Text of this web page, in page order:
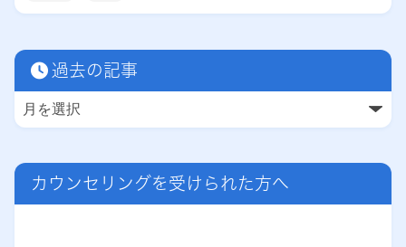
過去の記事
カウンセリングを受けられた方へ